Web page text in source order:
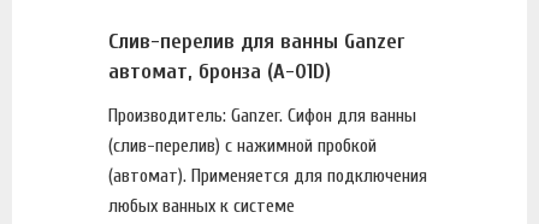
Слив-перелив для ванны Ganzer
автомат, бронза (A-01D)
Производитель: Ganzer. Сифон для ванны
(слив-перелив) с нажимной пробкой
(автомат). Применяется для подключения
любых ванных к системе